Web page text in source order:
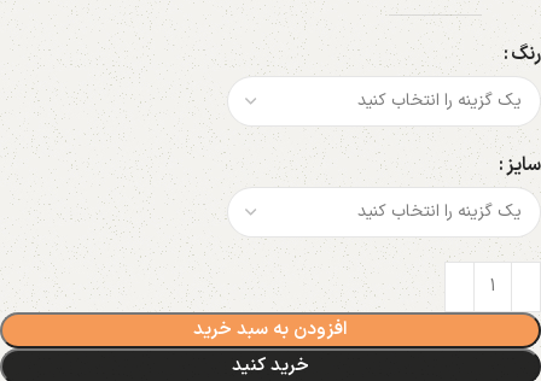
رنگ
سایز
افزودن به سبد خرید
خرید کنید